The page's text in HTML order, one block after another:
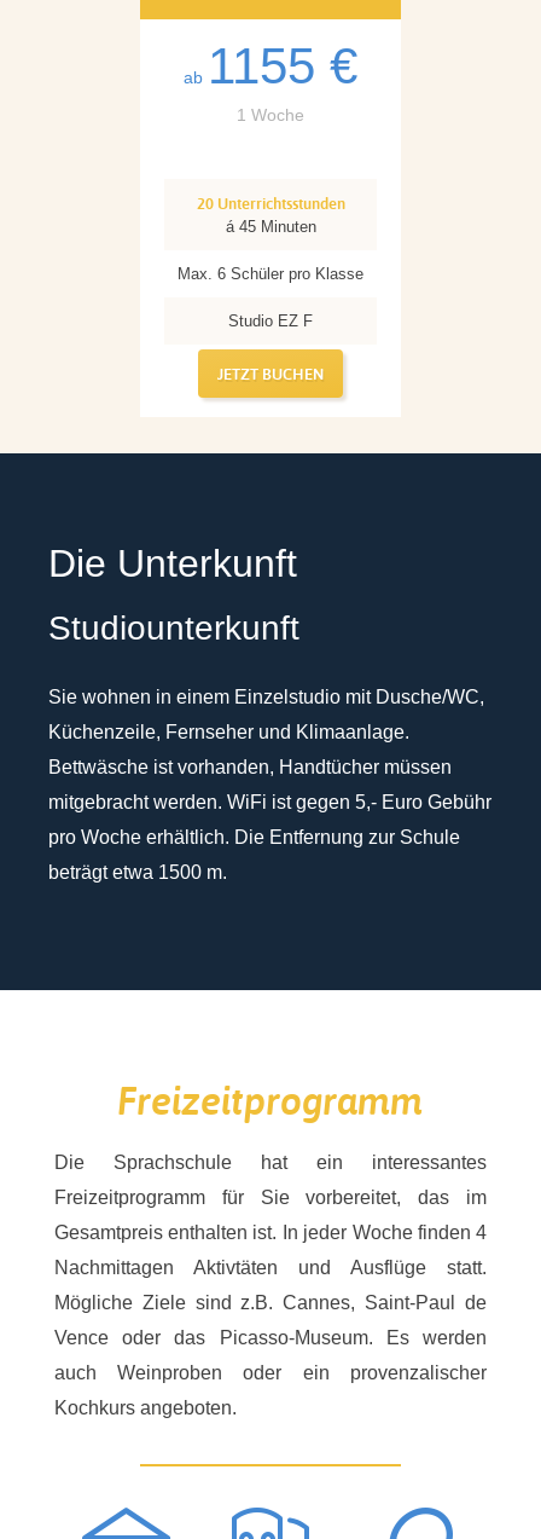
ab 1155 €
1 Woche
20 Unterrichtsstunden
á 45 Minuten
Max. 6 Schüler pro Klasse
Studio EZ F
JETZT BUCHEN
Die Unterkunft
Studiounterkunft
Sie wohnen in einem Einzelstudio mit Dusche/WC,
Küchenzeile, Fernseher und Klimaanlage.
Bettwäsche ist vorhanden, Handtücher müssen
mitgebracht werden. WiFi ist gegen 5,- Euro Gebühr
pro Woche erhältlich. Die Entfernung zur Schule
beträgt etwa 1500 m.
Freizeitprogramm
Die Sprachschule hat ein interessantes
Freizeitprogramm für Sie vorbereitet, das im
Gesamtpreis enthalten ist. In jeder Woche finden4
Nachmittagen Aktivtäten und Ausflüge statt.
Mögliche Ziele sind z.B. Cannes, Saint-Paul de
Vence oder das Picasso-Museum. Es werden
auch Weinproben oder ein provenzalischer
Kochkurs angeboten.